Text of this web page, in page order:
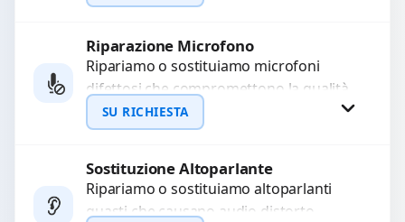
precisi e componenti...
Richiedi Preventivo
WhatsApp
Riparazione Microfono
Ripariamo o sostituiamo microfoni
difettosi che compromettono la qualità
audio delle registrazioni o delle
chiamate. Diagnosi accurata e ricambi
SU RICHIESTA
Richiedi Preventivo
WhatsApp
Sostituzione Altoparlante
Ripariamo o sostituiamo altoparlanti
guasti che causano audio distorto,